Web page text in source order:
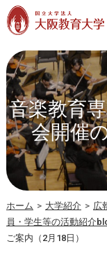
本文へ
⾳楽教育
会開催
ホーム > 大学紹介 > 広
員・学生等の活動紹介
ご案内（2⽉18⽇）